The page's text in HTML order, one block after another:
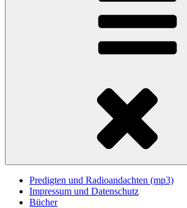
Predigten und Radioandachten (mp3)
Impressum und Datenschutz
Bücher